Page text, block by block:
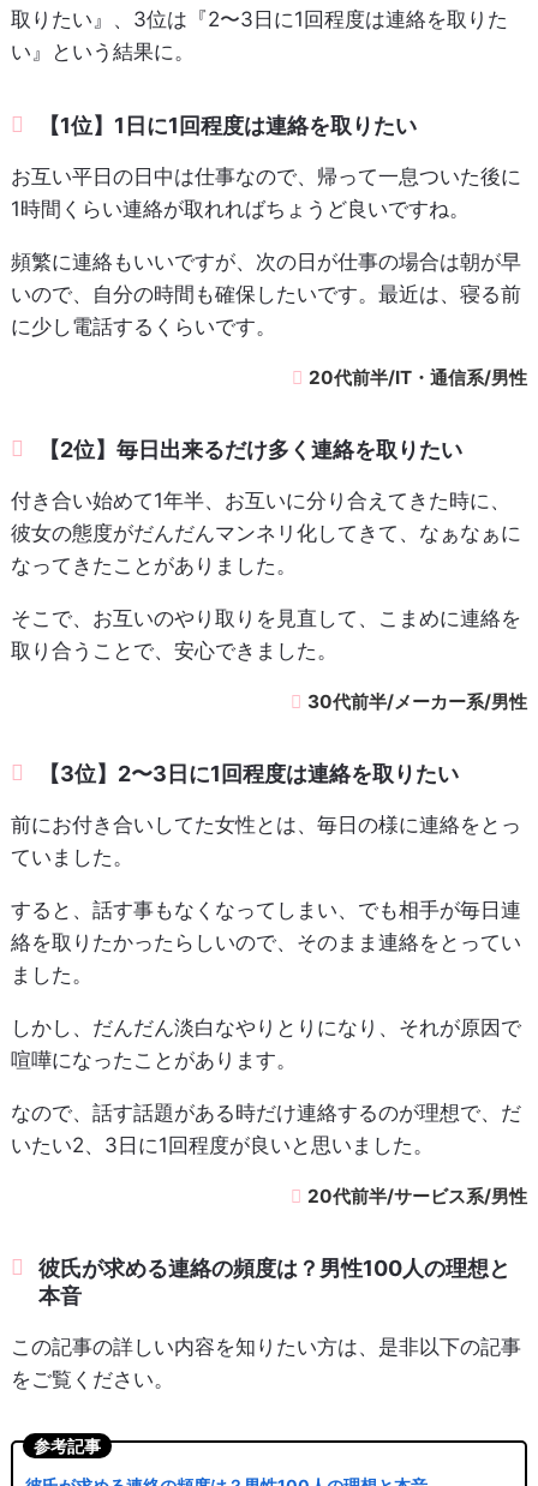
取りたい』、3位は『2〜3日に1回程度は連絡を取りた
い』という結果に。
【1位】1日に1回程度は連絡を取りたい
お互い平日の日中は仕事なので、帰って一息ついた後に
1時間くらい連絡が取れればちょうど良いですね。
頻繁に連絡もいいですが、次の日が仕事の場合は朝が早
いので、自分の時間も確保したいです。最近は、寝る前
に少し電話するくらいです。
20代前半/IT・通信系/男性
【2位】毎日出来るだけ多く連絡を取りたい
付き合い始めて1年半、お互いに分り合えてきた時に、
彼女の態度がだんだんマンネリ化してきて、なぁなぁに
なってきたことがありました。
そこで、お互いのやり取りを見直して、こまめに連絡を
取り合うことで、安心できました。
30代前半/メーカー系/男性
【3位】2〜3日に1回程度は連絡を取りたい
前にお付き合いしてた女性とは、毎日の様に連絡をとっ
ていました。
すると、話す事もなくなってしまい、でも相手が毎日連
絡を取りたかったらしいので、そのまま連絡をとってい
ました。
しかし、だんだん淡白なやりとりになり、それが原因で
喧嘩になったことがあります。
なので、話す話題がある時だけ連絡するのが理想で、だ
いたい2、3日に1回程度が良いと思いました。
20代前半/サービス系/男性
彼氏が求める連絡の頻度は？男性100人の理想と
本音
この記事の詳しい内容を知りたい方は、是非以下の記事
をご覧ください。